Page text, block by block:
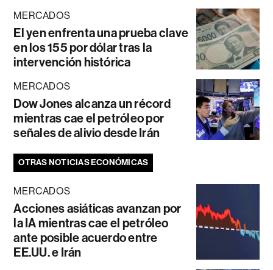
MERCADOS
El yen enfrenta una prueba clave
en los 155 por dólar tras la
intervención histórica
MERCADOS
Dow Jones alcanza un récord
mientras cae el petróleo por
señales de alivio desde Irán
OTRAS NOTICIAS ECONÓMICAS
MERCADOS
Acciones asiáticas avanzan por
la IA mientras cae el petróleo
ante posible acuerdo entre
EE.UU. e Irán